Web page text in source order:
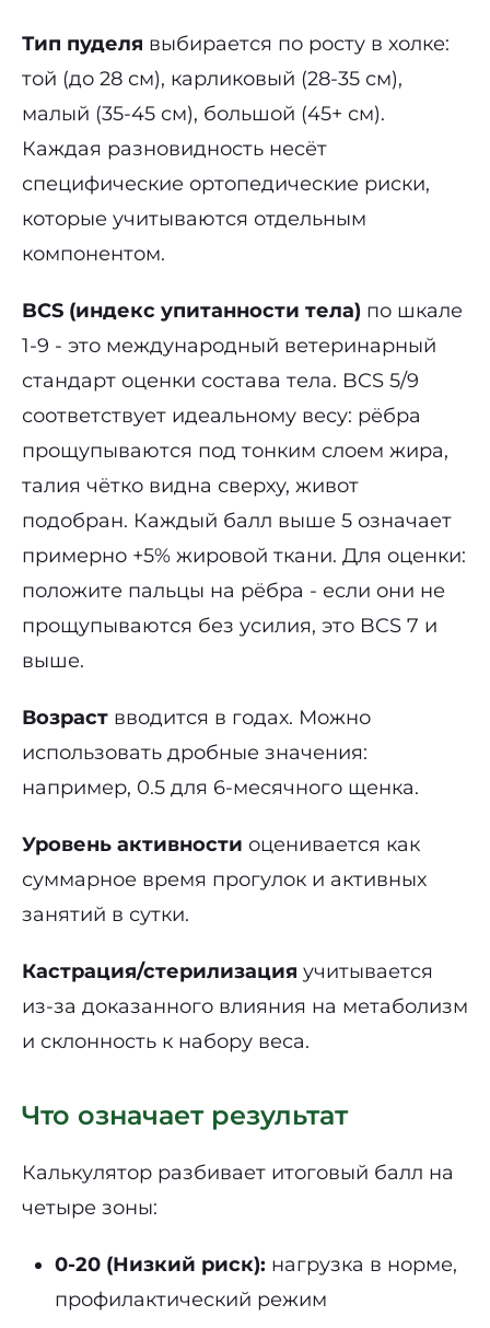
Тип пуделя выбирается по росту в холке:
той (до 28 см), карликовый (28-35 см),
малый (35-45 см), большой (45+ см).
Каждая разновидность несёт
специфические ортопедические риски,
которые учитываются отдельным
компонентом.
BCS (индекс упитанности тела) по шкале
1-9 - это международный ветеринарный
стандарт оценки состава тела. BCS 5/9
соответствует идеальному весу: рёбра
прощупываются под тонким слоем жира,
талия чётко видна сверху, живот
подобран. Каждый балл выше 5 означает
примерно +5% жировой ткани. Для оценки:
положите пальцы на рёбра - если они не
прощупываются без усилия, это BCS 7 и
выше.
Возраст вводится в годах. Можно
использовать дробные значения:
например, 0.5 для 6-месячного щенка.
Уровень активности оценивается как
суммарное время прогулок и активных
занятий в сутки.
Кастрация/стерилизация учитывается
из-за доказанного влияния на метаболизм
и склонность к набору веса.
Что означает результат
Калькулятор разбивает итоговый балл на
четыре зоны:
0-20 (Низкий риск): нагрузка в норме,
профилактический режим